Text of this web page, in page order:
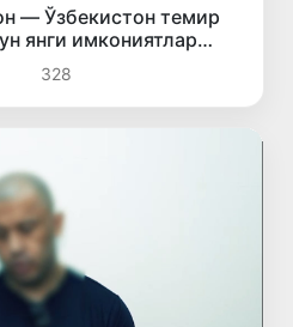
— Ўзбекистон темир
янги имкониятлар
328